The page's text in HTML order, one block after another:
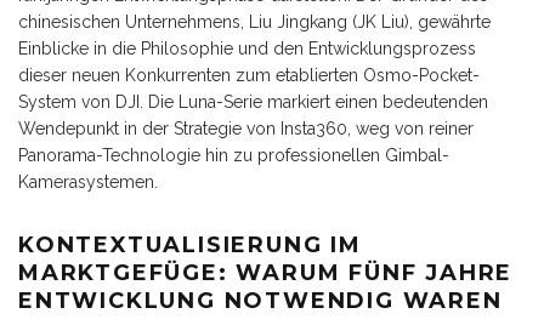
chinesischen Unternehmens, Liu Jingkang (JK Liu), gewährte
Einblicke in die Philosophie und den Entwicklungsprozess
dieser neuen Konkurrenten zum etablierten Osmo-Pocket-
System von DJI. Die Luna-Serie markiert einen bedeutenden
Wendepunkt in der Strategie von Insta360, weg von reiner
Panorama-Technologie hin zu professionellen Gimbal-
Kamerasystemen.
KONTEXTUALISIERUNG IM
MARKTGEFÜGE: WARUM FÜNF JAHRE
ENTWICKLUNG NOTWENDIG WAREN